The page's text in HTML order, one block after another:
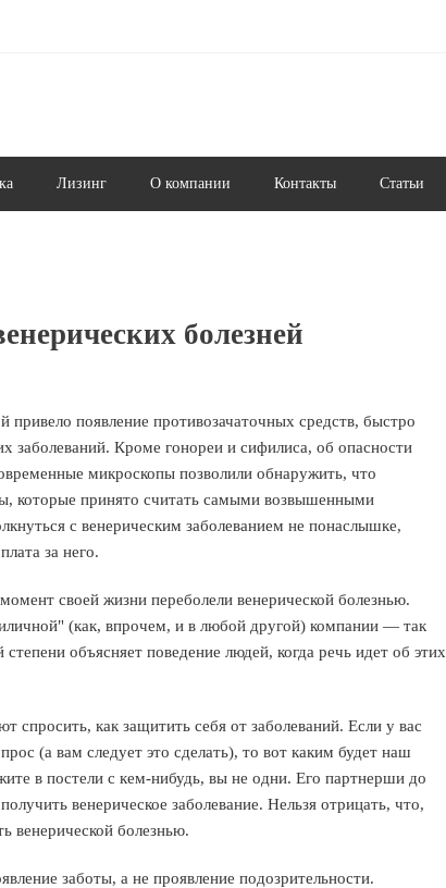
Лизинг О компании Контакты Статьи
болезней
привело появление противозачаточных средств, быстро
заболеваний. Кроме гонореи и сифилиса, об опасности
микроскопы позволили обнаружить, что
которые принято считать самыми возвышенными
с венерическим заболеванием не понаслышке,
за него.
своей жизни переболели венерической болезнью.
(как, впрочем, и в любой другой) компании — так
объясняет поведение людей, когда речь идет об этих
как защитить себя от заболеваний. Если у вас
(а вам следует это сделать), то вот каким будет наш
в постели с кем-нибудь, вы не одни. Его партнерши до
венерическое заболевание. Нельзя отрицать, что,
венерической болезнью.
заботы, а не проявление подозрительности.